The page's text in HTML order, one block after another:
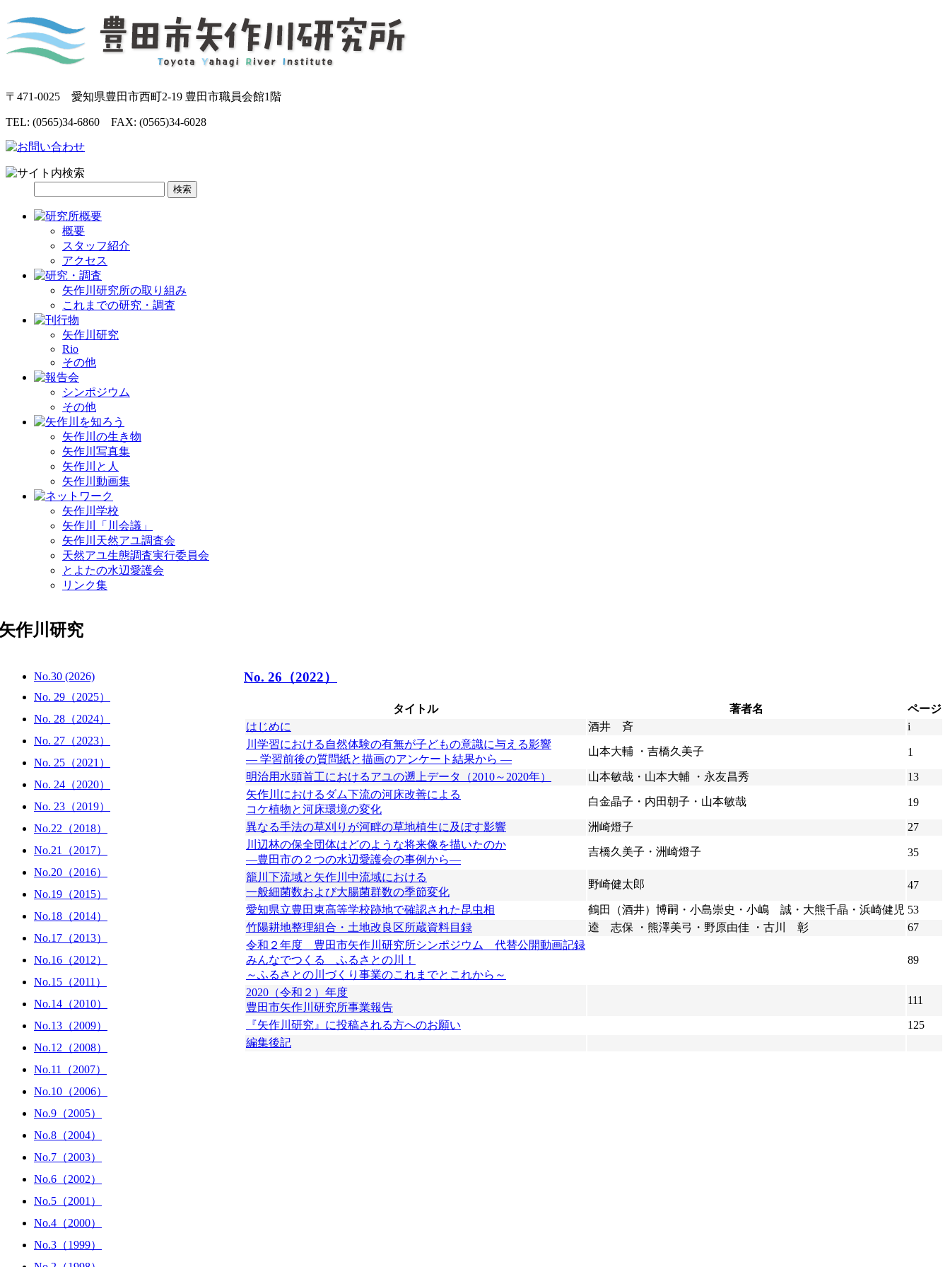
〒471-0025 愛知県豊田市西町2-19 豊田市職員会館1階
TEL: (0565)34-6860 FAX: (0565)34-6028
概要
スタッフ紹介
アクセス
矢作川研究所の取り組み
これまでの研究・調査
矢作川研究
Rio
その他
シンポジウム
その他
矢作川の生き物
矢作川写真集
矢作川と人
矢作川動画集
矢作川学校
矢作川「川会議」
矢作川天然アユ調査会
天然アユ生態調査実行委員会
とよたの水辺愛護会
リンク集
作川研究
No.30 (2026)
No. 29（2025）
No. 28（2024）
No. 27（2023）
No. 25（2021）
No. 24（2020）
No. 23（2019）
No.22（2018）
No.21（2017）
No.20（2016）
No.19（2015）
No.18（2014）
No.17（2013）
No.16（2012）
No.15（2011）
No.14（2010）
No.13（2009）
No.12（2008）
No.11（2007）
No.10（2006）
No.9（2005）
No.8（2004）
No.7（2003）
No.6（2002）
No.5（2001）
No.4（2000）
No.3（1999）
No. 26（2022）
タイトル 著者名
ページ
はじめに
酒井 斉
i
川学習における自然体験の有無が子どもの意識に与える影響
― 学習前後の質問紙と描画のアンケート結果から ―
山本大輔 ・吉橋久美子 1
明治用水頭首工におけるアユの遡上データ（2010～2020年） 山本敏哉・山本大輔 ・永友昌秀
13
矢作川におけるダム下流の河床改善による
コケ植物と河床環境の変化
白金晶子・内田朝子・山本敏哉 19
異なる手法の草刈りが河畔の草地植生に及ぼす影響 洲崎燈子
27
川辺林の保全団体はどのような将来像を描いたのか
―豊田市の２つの水辺愛護会の事例から―
吉橋久美子・洲崎燈子 35
籠川下流域と矢作川中流域における
一般細菌数および大腸菌群数の季節変化
野崎健太郎 47
愛知県立豊田東高等学校跡地で確認された昆虫相 鶴田（酒井）博嗣・小島崇史・小嶋 誠・大熊千晶・浜崎健児 53
竹陽耕地整理組合・土地改良区所蔵資料目録
逵 志保 ・熊澤美弓・野原由佳 ・古川 彰
67
令和２年度 豊田市矢作川研究所シンポジウム 代替公開動画記録
みんなでつくる ふるさとの川！
～ふるさとの川づくり事業のこれまでとこれから～
89
2020（令和２）年度
豊田市矢作川研究所事業報告
111
『矢作川研究』に投稿される方へのお願い
125
編集後記